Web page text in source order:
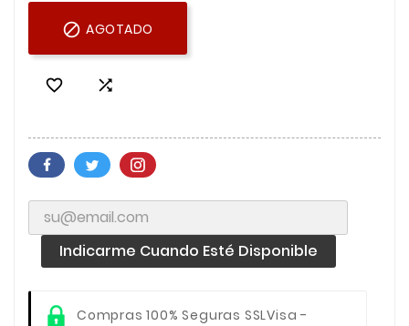
 AGOTADO
 
Indicarme Cuando Esté Disponible
Compras 100% Seguras SSLVisa -